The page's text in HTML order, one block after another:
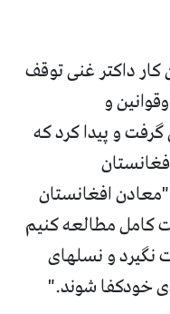
داکتر غنی توقف
و
و پیدا کرد که
افغانستان
کامل مطالعه کنیم
نگیرد و نسلهای
خودکفا شوند."